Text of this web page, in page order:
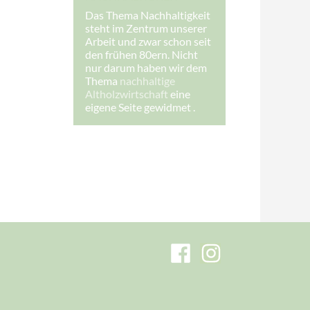
M
a
i
l
-
A
d
r
e
s
Das Thema Nachhaltigkeit
steht im Zentrum unserer
Arbeit und zwar schon seit
den frühen 80ern. Nicht
nur darum haben wir dem
Thema nachhaltige
Altholzwirtschaft eine
eigene Seite gewidmet .